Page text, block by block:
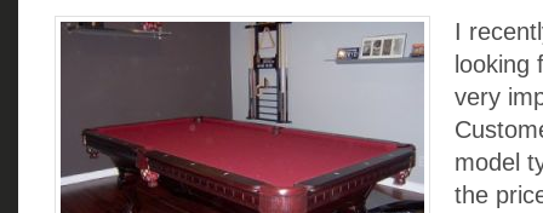
I
looking
very
model
the